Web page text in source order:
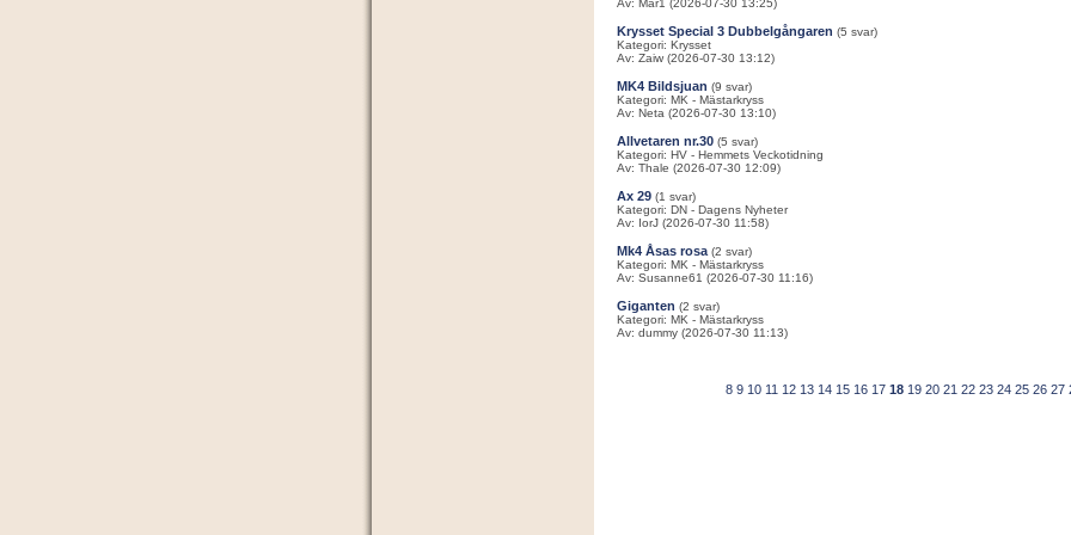
Av: Mar1 (2026-07-30 13:25)
Krysset Special 3 Dubbelgångaren (5 svar)
Kategori: Krysset
Av: Zaiw (2026-07-30 13:12)
MK4 Bildsjuan (9 svar)
Kategori: MK - Mästarkryss
Av: Neta (2026-07-30 13:10)
Allvetaren nr.30 (5 svar)
Kategori: HV - Hemmets Veckotidning
Av: Thale (2026-07-30 12:09)
Ax 29 (1 svar)
Kategori: DN - Dagens Nyheter
Av: IorJ (2026-07-30 11:58)
Mk4 Åsas rosa (2 svar)
Kategori: MK - Mästarkryss
Av: Susanne61 (2026-07-30 11:16)
Giganten (2 svar)
Kategori: MK - Mästarkryss
Av: dummy (2026-07-30 11:13)
8 9 10 11 12 13 14 15 16 17 18 19 20 21 22 23 24 25 26 27